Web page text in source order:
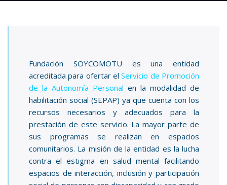
Fundación SOYCOMOTU es una entidad
acreditada para ofertar elServicio de Promoción
de la Autonomía Personal en la modalidad de
habilitación social (SEPAP) ya que cuenta con los
recursos necesarios y adecuados para la
prestación de este servicio. La mayor parte de
sus programas se realizan en espacios
comunitarios. La misión de la entidad es la lucha
contra el estigma en salud mental facilitando
espacios de interacción, inclusión y participación